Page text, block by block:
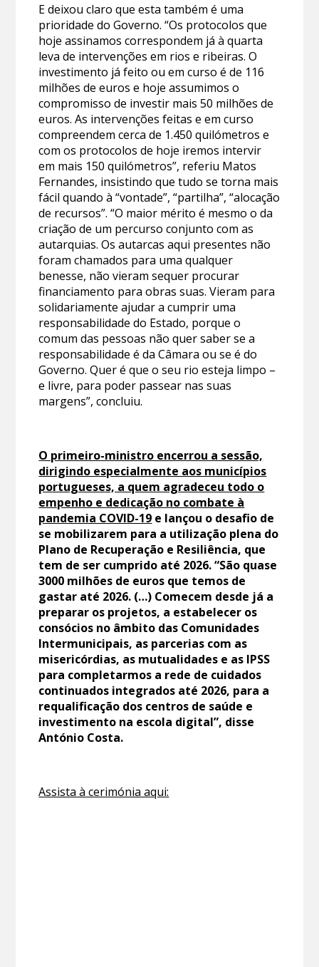
E deixou claro que esta também é uma
prioridade do Governo. “Os protocolos que
hoje assinamos correspondem já à quarta
leva de intervenções em rios e ribeiras. O
investimento já feito ou em curso é de 116
milhões de euros e hoje assumimos o
compromisso de investir mais 50 milhões de
euros. As intervenções feitas e em curso
compreendem cerca de 1.450 quilómetros e
com os protocolos de hoje iremos intervir
em mais 150 quilómetros”, referiu Matos
Fernandes, insistindo que tudo se torna mais
fácil quando à “vontade”, “partilha”, “alocação
de recursos”. “O maior mérito é mesmo o da
criação de um percurso conjunto com as
autarquias. Os autarcas aqui presentes não
foram chamados para uma qualquer
benesse, não vieram sequer procurar
financiamento para obras suas. Vieram para
solidariamente ajudar a cumprir uma
responsabilidade do Estado, porque o
comum das pessoas não quer saber se a
responsabilidade é da Câmara ou se é do
Governo. Quer é que o seu rio esteja limpo –
e livre, para poder passear nas suas
margens”, concluiu.
O primeiro-ministro encerrou a sessão,
dirigindo especialmente aos municípios
portugueses, a quem agradeceu todo o
empenho e dedicação no combate à
pandemia COVID-19 e lançou o desafio de
se mobilizarem para a utilização plena do
Plano de Recuperação e Resiliência, que
tem de ser cumprido até 2026. “São quase
3000 milhões de euros que temos de
gastar até 2026. (…) Comecem desde já a
preparar os projetos, a estabelecer os
consócios no âmbito das Comunidades
Intermunicipais, as parcerias com as
misericórdias, as mutualidades e as IPSS
para completarmos a rede de cuidados
continuados integrados até 2026, para a
requalificação dos centros de saúde e
investimento na escola digital”, disse
António Costa.
Assista à cerimónia aqui: